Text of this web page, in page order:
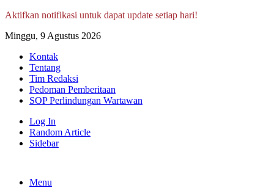
Aktifkan notifikasi untuk dapat update setiap hari!
Minggu, 9 Agustus 2026
Kontak
Tentang
Tim Redaksi
Pedoman Pemberitaan
SOP Perlindungan Wartawan
Log In
Random Article
Sidebar
Menu